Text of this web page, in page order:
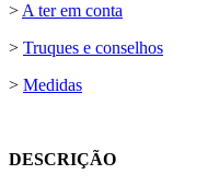
>A ter em conta
> Truques e conselhos
> Medidas
DESCRIÇÃO